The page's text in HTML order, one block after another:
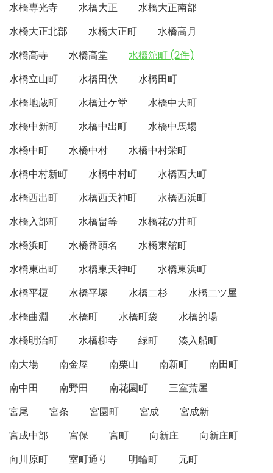
水橋専光寺
水橋大正
水橋大正南部
水橋大正北部
水橋大正町
水橋高月
水橋高寺
水橋高堂
水橋舘町 (2件)
水橋立山町
水橋田伏
水橋田町
水橋地蔵町
水橋辻ケ堂
水橋中大町
水橋中新町
水橋中出町
水橋中馬場
水橋中町
水橋中村
水橋中村栄町
水橋中村新町
水橋中村町
水橋西大町
水橋西出町
水橋西天神町
水橋西浜町
水橋入部町
水橋畠等
水橋花の井町
水橋浜町
水橋番頭名
水橋東舘町
水橋東出町
水橋東天神町
水橋東浜町
水橋平榎
水橋平塚 水橋二杉
水橋二ツ屋
水橋曲淵
水橋町 水橋町袋
水橋的場
水橋明治町
水橋柳寺 緑町
湊入船町
南大場
南金屋 南栗山 南新町
南田町
南中田
南野田 南花園町
三室荒屋
宮尾
宮条 宮園町 宮成
宮成新
宮成中部
宮保 宮町 向新庄
向新庄町
向川原町
室町通り 明輪町 元町